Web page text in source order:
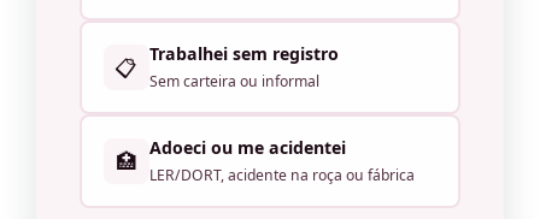
📋 Trabalhei sem registro
Sem carteira ou informal
🏥 Adoeci ou me acidentei
LER/DORT, acidente na roça ou fábrica